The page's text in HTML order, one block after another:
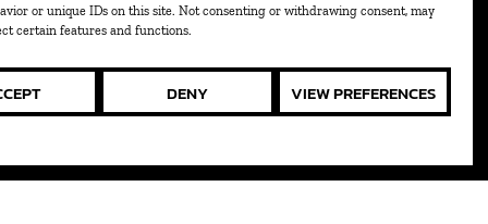
or unique IDs on this site. Not consenting or withdrawing consent, may
certain features and functions.
DENY VIEW PREFERENCES
reserved